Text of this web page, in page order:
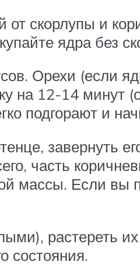
скорлупы и
ядра без
Орехи
на 12-14
подгорают и
завернуть
часть
массы. Если вы
растереть
состояния.